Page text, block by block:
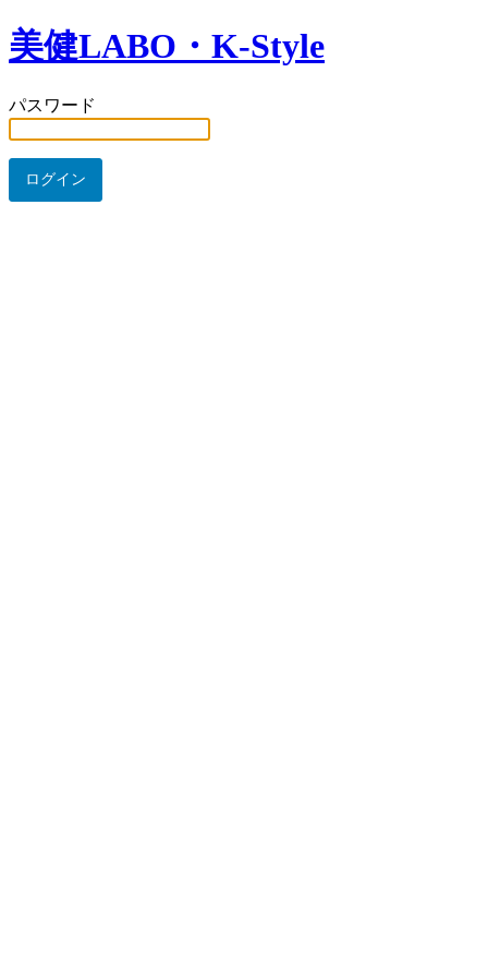
美健LABO・K-Style
パスワード